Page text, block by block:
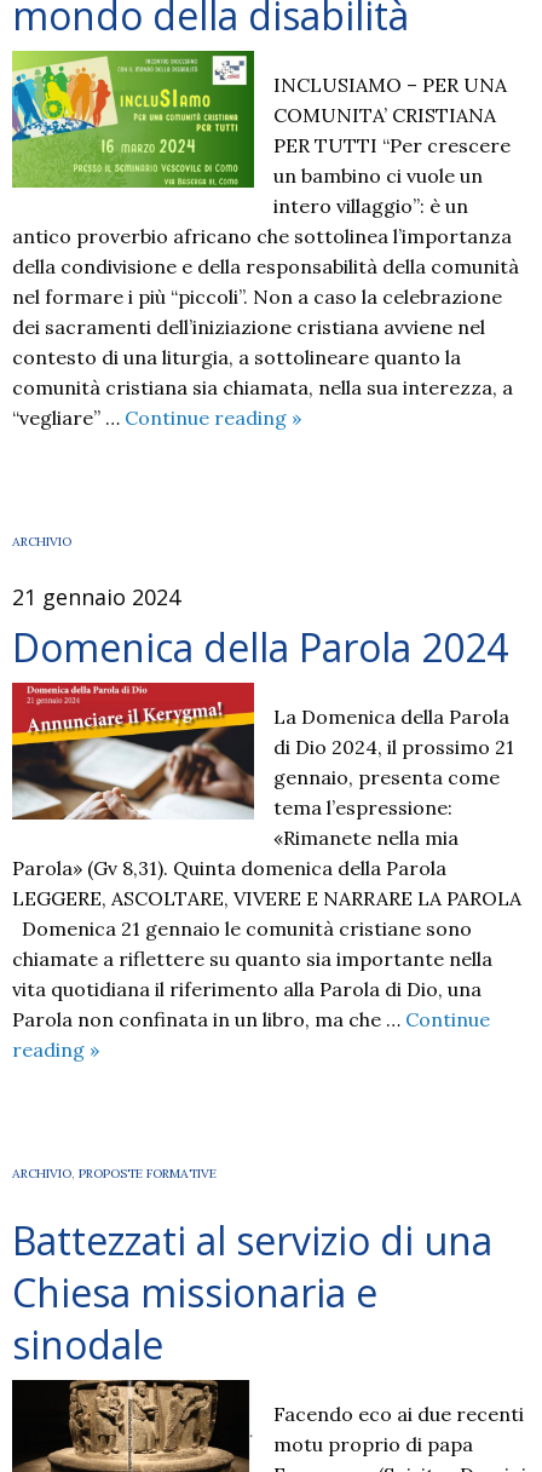
mondo della disabilità
INCLUSIAMO – PER UNA
COMUNITA’ CRISTIANA
PER TUTTI “Per crescere
un bambino ci vuole un
intero villaggio”: è un
antico proverbio africano che sottolinea l’importanza
della condivisione e della responsabilità della comunità
nel formare i più “piccoli”. Non a caso la celebrazione
dei sacramenti dell’iniziazione cristiana avviene nel
contesto di una liturgia, a sottolineare quanto la
comunità cristiana sia chiamata, nella sua interezza, a
“vegliare” … Continue reading Incontro
»
ARCHIVIO
21 gennaio 2024
Domenica della Parola 2024
La Domenica della Parola
di Dio 2024, il prossimo 21
gennaio, presenta come
tema l’espressione:
«Rimanete nella mia
Parola» (Gv 8,31). Quinta domenica della Parola
LEGGERE, ASCOLTARE, VIVERE E NARRARE LA PAROLA
Domenica 21 gennaio le comunità cristiane sono
chiamate a riflettere su quanto sia importante nella
vita quotidiana il riferimento alla Parola di Dio, una
Parola non confinata in un libro, ma che … Continue
reading Domenica
»
ARCHIVIO, PROPOSTE FORMATIVE
Battezzati al servizio di una
Chiesa missionaria e
sinodale
Facendo eco ai due recenti
motu proprio di papa